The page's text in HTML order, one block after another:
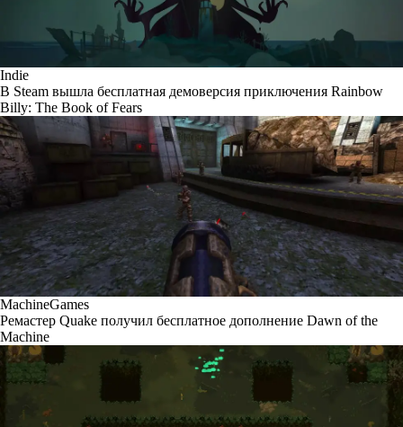
Indie
В Steam вышла бесплатная демоверсия приключения Rainbow
Billy: The Book of Fears
MachineGames
Ремастер Quake получил бесплатное дополнение Dawn of the
Machine